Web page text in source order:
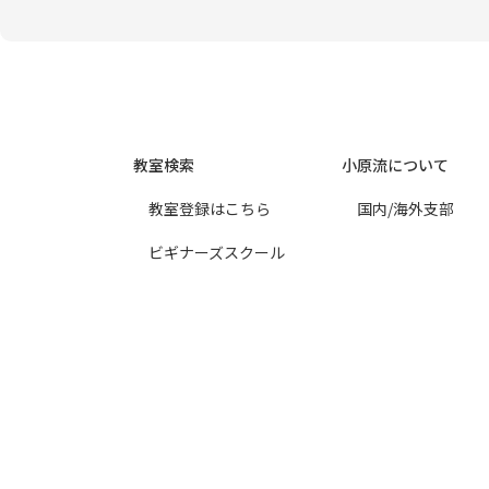
教室検索
教室登録はこちら
ビギナーズスクール
小原流について
国内/海外支部